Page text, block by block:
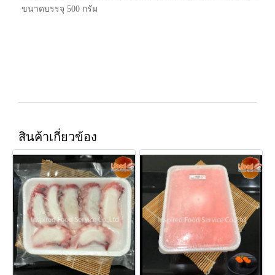
ขนาดบรรจุ 500 กรัม
สินค้าเกี่ยวข้อง